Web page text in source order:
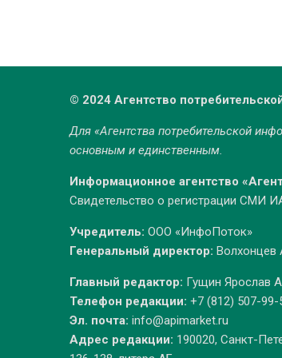
© 2024 Агентство
Для «Агентства потребительской
основным и единственным.
Информационное агентство
Свидетельство о регистрации СМИ
Учредитель: ООО «ИнфоПоток»
Генеральный директор: Волхонцев
Главный редактор: Гущин Ярослав
Телефон редакции: +7 (812) 507-99-
Эл. почта: info@apimarket.ru
Адрес редакции: 190020, Санкт-